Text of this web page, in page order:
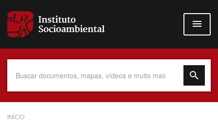
para
conteúdo
Data do Documento
INÍCIO